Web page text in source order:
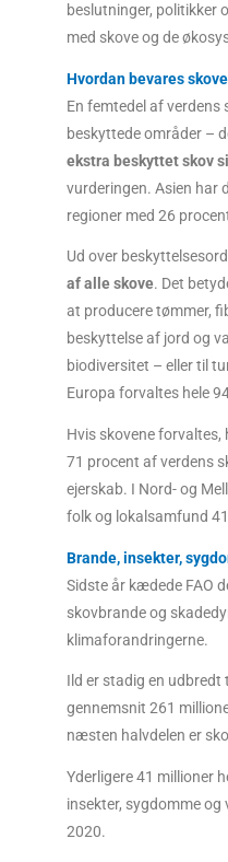
beslutninger, politikker
med skove og de
Hvordan bevares
En femtedel af verdens
beskyttede områder –
ekstra beskyttet skov
vurderingen. Asien har
regioner med 26
Ud over
af alle skove. Det
at producere tømmer,
beskyttelse af jord og
biodiversitet – eller til
Europa forvaltes hele
Hvis skovene forvaltes,
71 procent af verdens
ejerskab. I Nord- og
folk og lokalsamfund
Brande, insekter,
Sidste år kædede FAO
skovbrande og
klimaforandringerne.
Ild er stadig en udbredt
gennemsnit 261
næsten halvdelen er
Yderligere 41 millioner
insekter, sygdomme
2020.